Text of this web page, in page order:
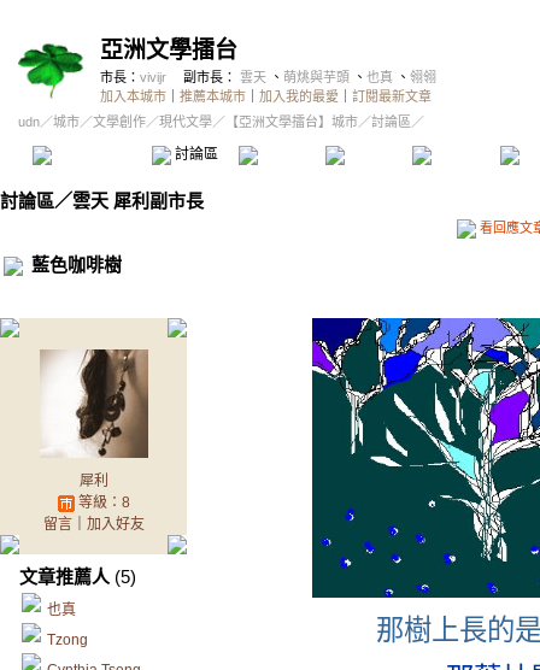
亞洲文學擂台
市長： vivijr 副市長： 雲天 、 萌烑與芋頭 、 也真 、 翎翎
加入本城市
推薦本城市 加入我的最愛
訂閱最新文章
udn／城市／文學創作／現代文學／ 【亞洲文學擂台】城市／討論區／
討論區 精華區 投票區 影像館
討論區／雲天 犀利副市長
看回應文
藍色咖啡樹
犀利
等級：8
留言｜ 加入好友
文章推薦人 (5)
也真
Tzong
那樹上長的